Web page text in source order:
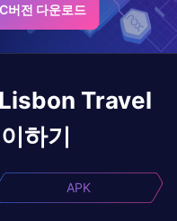
버전 다운로드
Lisbon Travel
하기
APK